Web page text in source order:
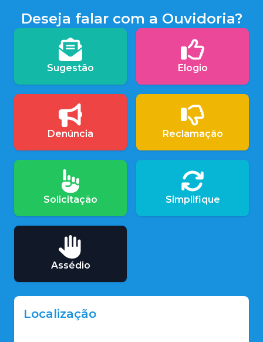
Deseja falar com a Ouvidoria?
Sugestão Elogio
Denúncia Reclamação
Solicitação Simplifique
Assédio
Localização